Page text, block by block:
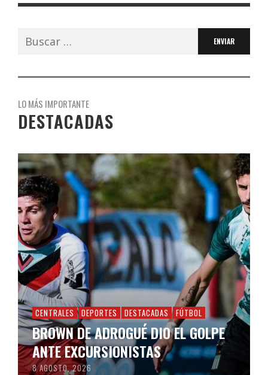
Buscar:
LO MÁS IMPORTANTE
DESTACADAS
CENTRALES DEPORTES DESTACADAS FÚTBOL
BROWN DE ADROGUÉ DIO EL GOLPE
ANTE EXCURSIONISTAS
8 AGOSTO, 2026